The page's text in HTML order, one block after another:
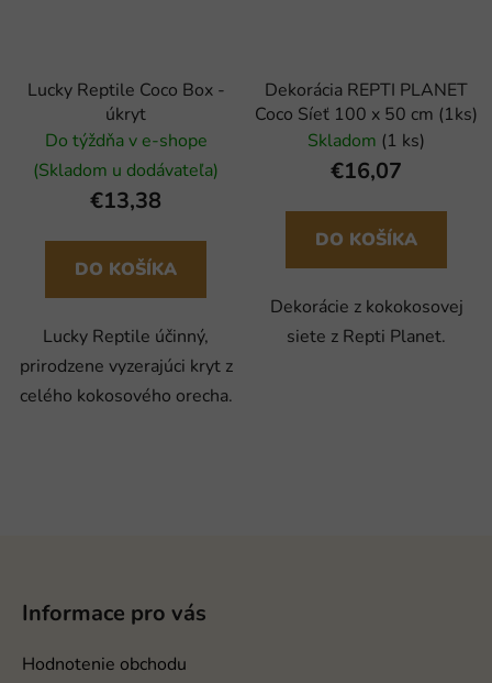
Lucky Reptile Coco Box -
úkryt
Do týždňa v e-shope
(Skladom u dodávateľa)
€13,38
DO KOŠÍKA
Lucky Reptile účinný,
prirodzene vyzerajúci kryt z
celého kokosového orecha.
Dekorácia REPTI PLANET
Coco Síeť 100 x 50 cm (1ks)
Skladom (1 ks)
€16,07
DO KOŠÍKA
Dekorácie z kokokosovej
siete z Repti Planet.
Informace pro vás
Hodnotenie obchodu